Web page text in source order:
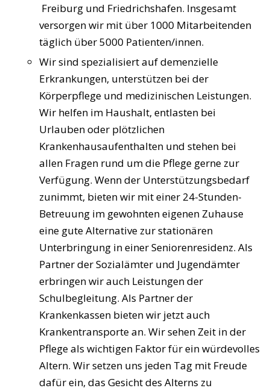
Freiburg und Friedrichshafen. Insgesamt
versorgen wir mit über 1000 Mitarbeitenden
täglich über 5000 Patienten/innen.
Wir sind spezialisiert auf demenzielle
Erkrankungen, unterstützen bei der
Körperpflege und medizinischen Leistungen.
Wir helfen im Haushalt, entlasten bei
Urlauben oder plötzlichen
Krankenhausaufenthalten und stehen bei
allen Fragen rund um die Pflege gerne zur
Verfügung. Wenn der Unterstützungsbedarf
zunimmt, bieten wir mit einer 24-Stunden-
Betreuung im gewohnten eigenen Zuhause
eine gute Alternative zur stationären
Unterbringung in einer Seniorenresidenz. Als
Partner der Sozialämter und Jugendämter
erbringen wir auch Leistungen der
Schulbegleitung. Als Partner der
Krankenkassen bieten wir jetzt auch
Krankentransporte an. Wir sehen Zeit in der
Pflege als wichtigen Faktor für ein würdevolles
Altern. Wir setzen uns jeden Tag mit Freude
dafür ein, das Gesicht des Alterns zu